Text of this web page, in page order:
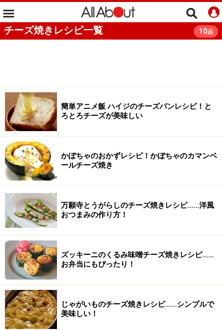
チーズ焼きレシピ一覧 10品
簡単アニメ飯 ハイジのチーズパンレシピ！と
ろとろチーズが美味しい
かぼちゃのおかずレシピ！かぼちゃのカマンベ
ールチーズ焼き
万願寺とうがらしのチーズ焼きレシピ……洋風
おつまみの作り方！
ズッキーニのくるみ味噌チーズ焼きレシピ……
お弁当にもぴったり！
じゃがいものチーズ焼きレシピ……シンプルで
美味しい！